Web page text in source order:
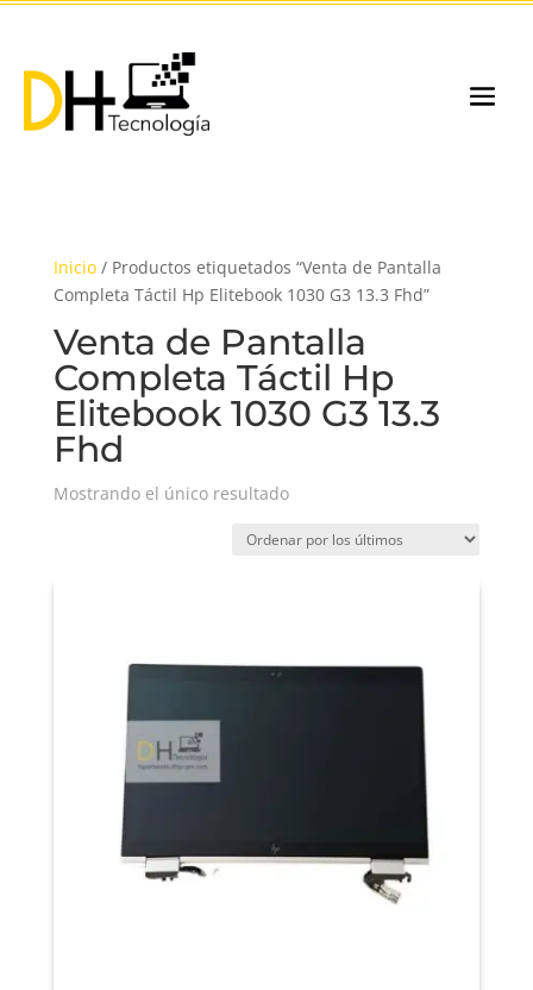
Inicio/ Productos etiquetados “Venta de Pantalla
Completa Táctil Hp Elitebook 1030 G3 13.3 Fhd”
Venta de Pantalla
Completa Táctil Hp
Elitebook 1030 G3 13.3
Fhd
Mostrando el único resultado